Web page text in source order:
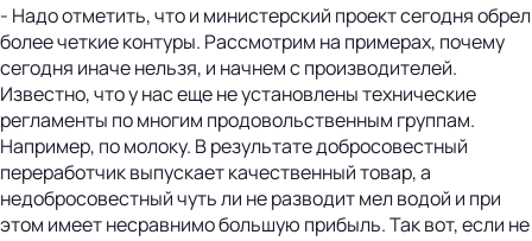
- Надо отметить, что и министерский проект сегодня обрел
более четкие контуры. Рассмотрим на примерах, почему
сегодня иначе нельзя, и начнем с производителей.
Известно, что у нас еще не установлены технические
регламенты по многим продовольственным группам.
Например, по молоку. В результате добросовестный
переработчик выпускает качественный товар, а
недобросовестный чуть ли не разводит мел водой и при
этом имеет несравнимо большую прибыль. Так вот, если не